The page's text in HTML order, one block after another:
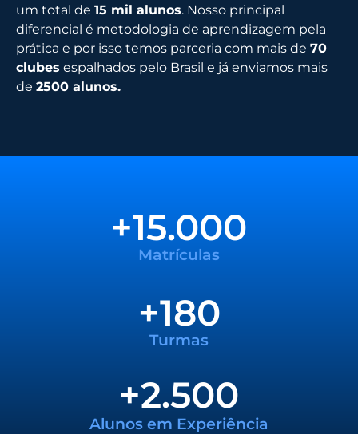
um total de 15 mil alunos. Nosso principal
diferencial é metodologia de aprendizagem pela
prática e por isso temos parceria com mais de 70
clubes espalhados pelo Brasil e já enviamos mais
de 2500 alunos.
Matrículas
+15.000
Turmas
+180
Alunos em Experiência
+2.500